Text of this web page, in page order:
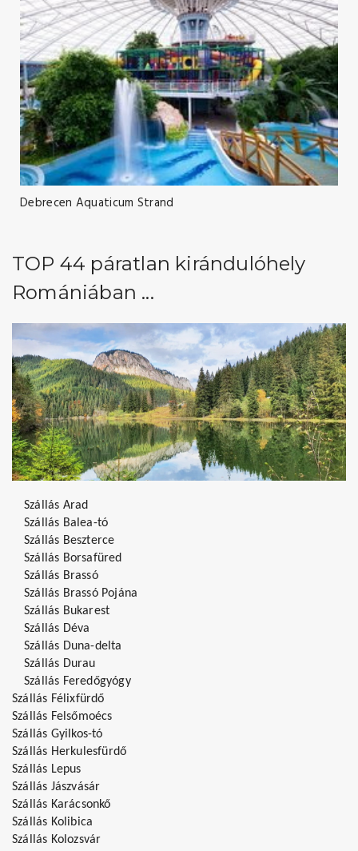
Debrecen Aquaticum Strand
TOP 44 páratlan kirándulóhely
Romániában ...
Szállás Arad
Szállás Balea-tó
Szállás Beszterce
Szállás Borsafüred
Szállás Brassó
Szállás Brassó Pojána
Szállás Bukarest
Szállás Déva
Szállás Duna-delta
Szállás Durau
Szállás Feredőgyógy
Szállás Félixfürdő
Szállás Felsőmoécs
Szállás Gyilkos-tó
Szállás Herkulesfürdő
Szállás Lepus
Szállás Jászvásár
Szállás Karácsonkő
Szállás Kolibica
Szállás Kolozsvár